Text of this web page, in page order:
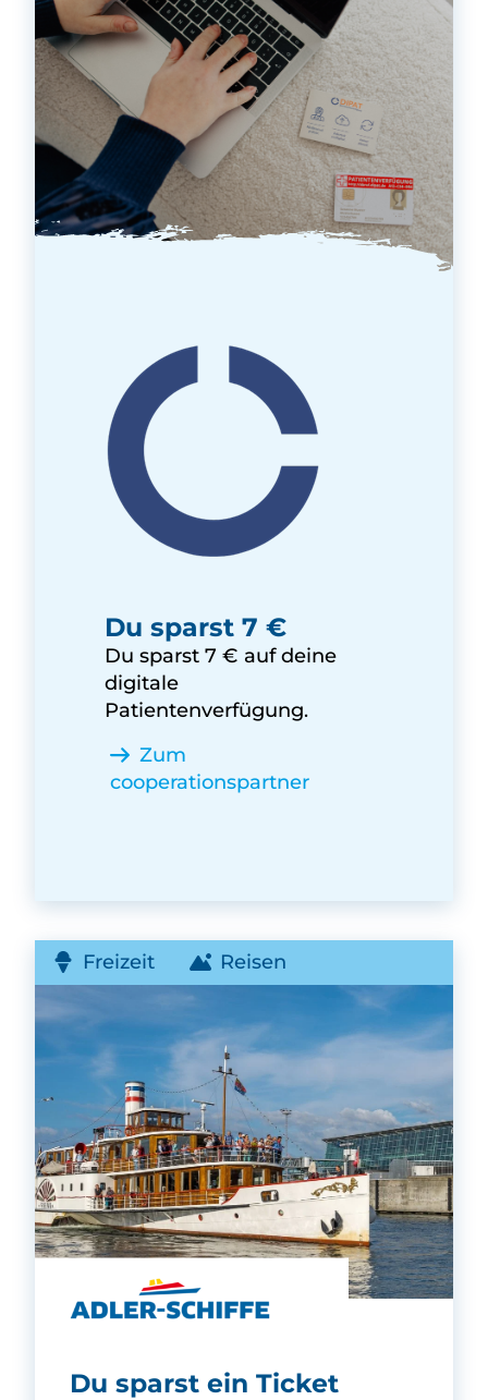
DIPAT
Du sparst 7 €
Du sparst 7 € auf deine
digitale
Patientenverfügung.
Zum
cooperationspartner
Freizeit Reisen
Adler-Schiffe -
Du sparst ein Ticket